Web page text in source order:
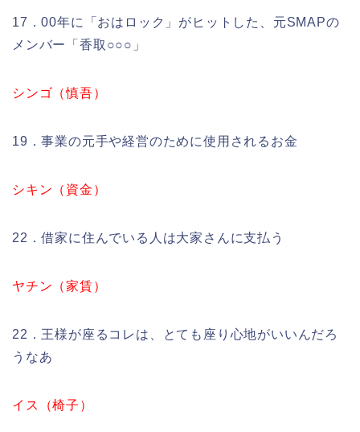
17．00年に「おはロック」がヒットした、元SMAPの
メンバー「香取○○○」
シンゴ（慎吾）
19．事業の元手や経営のために使用されるお金
シキン（資金）
22．借家に住んでいる人は大家さんに支払う
ヤチン（家賃）
22．王様が座るコレは、とても座り心地がいいんだろ
うなあ
イス（椅子）